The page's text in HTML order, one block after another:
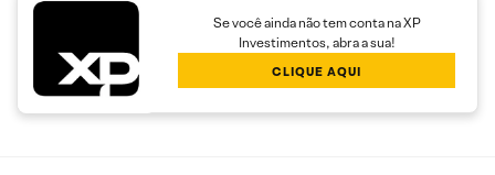
Se você ainda não tem conta na XP
Investimentos, abra a sua!
CLIQUE AQUI